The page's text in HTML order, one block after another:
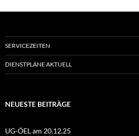
SERVICEZEITEN
DIENSTPLÄNE AKTUELL
NEUESTE BEITRÄGE
UG-ÖEL am 20.12.25